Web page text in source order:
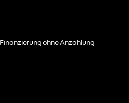
ohne Anzahlung